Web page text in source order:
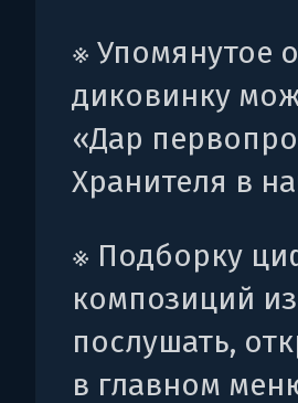
※ Упомянутое
диковинку
«Дар
Хранителя в
※ Подборку
композиций
послушать,
в главном